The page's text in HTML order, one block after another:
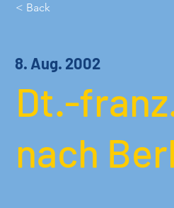
< Back
8. Aug. 2002
Dt.-
nach